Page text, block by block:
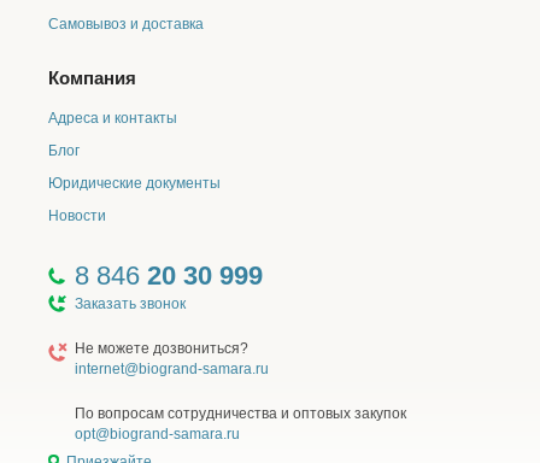
Самовывоз и доставка
Компания
Адреса и контакты
Блог
Юридические документы
Новости
8 846 20 30 999
Заказать звонок
Не можете дозвониться?
internet@biogrand-samara.ru
По вопросам сотрудничества и оптовых закупок
opt@biogrand-samara.ru